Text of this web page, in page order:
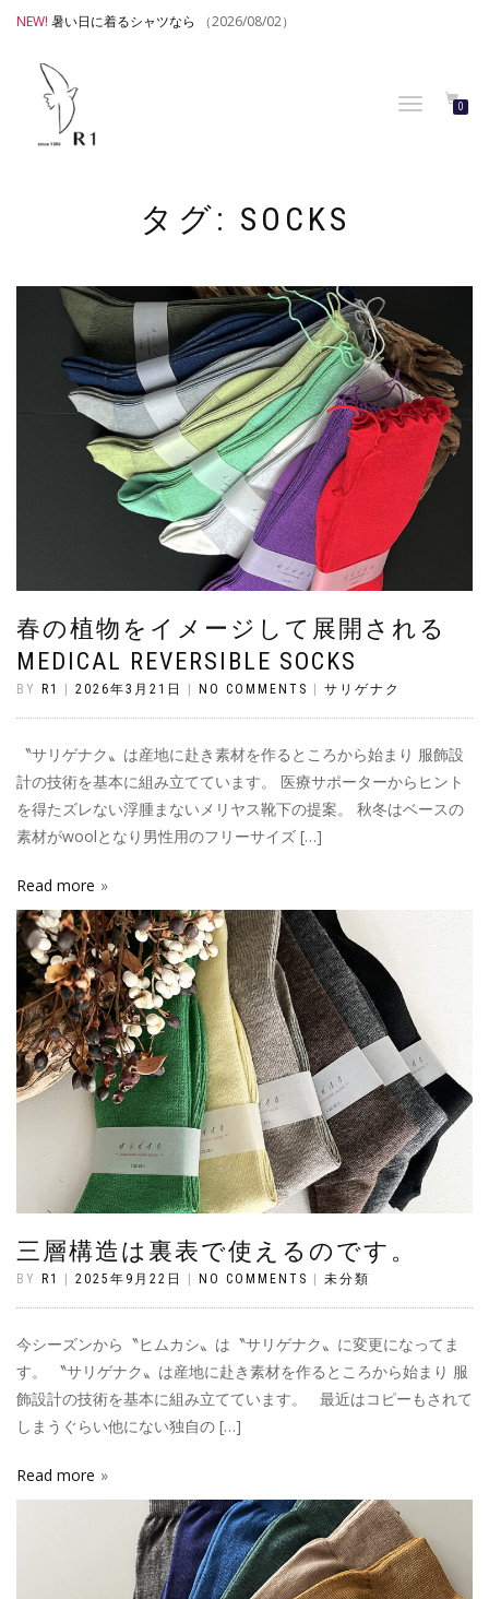
NEW! 暑い日に着るシャツなら （2026/08/02）
TOGGLE
0
タグ: SOCKS
春の植物をイメージして展開される
MEDICAL REVERSIBLE SOCKS
BY R1 | 2026年3月21日 | NO COMMENTS | サリゲナク
〝サリゲナク〟は産地に赴き素材を作るところから始まり 服飾設
計の技術を基本に組み立てています。 医療サポーターからヒント
を得たズレない浮腫まないメリヤス靴下の提案。 秋冬はベースの
素材がwoolとなり男性用のフリーサイズ […]
Read more
三層構造は裏表で使えるのです。
BY R1 2025年9月22日 NO COMMENTS 未分類
今シーズンから〝ヒムカシ〟は〝サリゲナク〟に変更になってま
す。 〝サリゲナク〟は産地に赴き素材を作るところから始まり 服
飾設計の技術を基本に組み立てています。 最近はコピーもされて
しまうぐらい他にない独自の […]
Read more